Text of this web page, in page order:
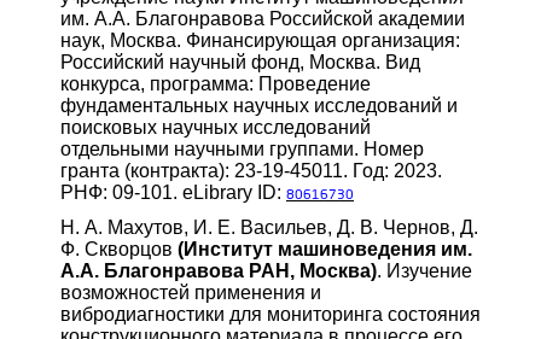
им. А.А. Благонравова Российской академии
наук, Москва. Финансирующая организация:
Российский научный фонд, Москва. Вид
конкурса, программа: Проведение
фундаментальных научных исследований и
поисковых научных исследований
отдельными научными группами. Номер
гранта (контракта): 23-19-45011. Год: 2023.
РНФ: 09-101. eLibrary ID: 80616730
Н. А. Махутов, И. Е. Васильев, Д. В. Чернов, Д.
Ф. Скворцов (Институт машиноведения им.
А.А. Благонравова РАН, Москва). Изучение
возможностей применения и
вибродиагностики для мониторинга состояния